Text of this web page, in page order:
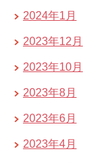
2024年1月
2023年12月
2023年10月
2023年8月
2023年6月
2023年4月